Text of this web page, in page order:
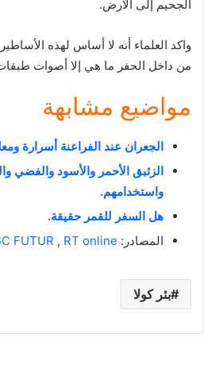
الجحيم إلى الأرض.
واكد العلماء أنه لا أساس لهذه
من داخل الحفر ما هي إلا أصوات
مواضيع مشابهة
الجعران عند الفراعنة أسرارة
الزئبق الأحمر والأسود والفضي
واستخدامهم.
هل السفر للقمر حقيقة.
المصادر:
FUTUR , RT online
بئر كولا